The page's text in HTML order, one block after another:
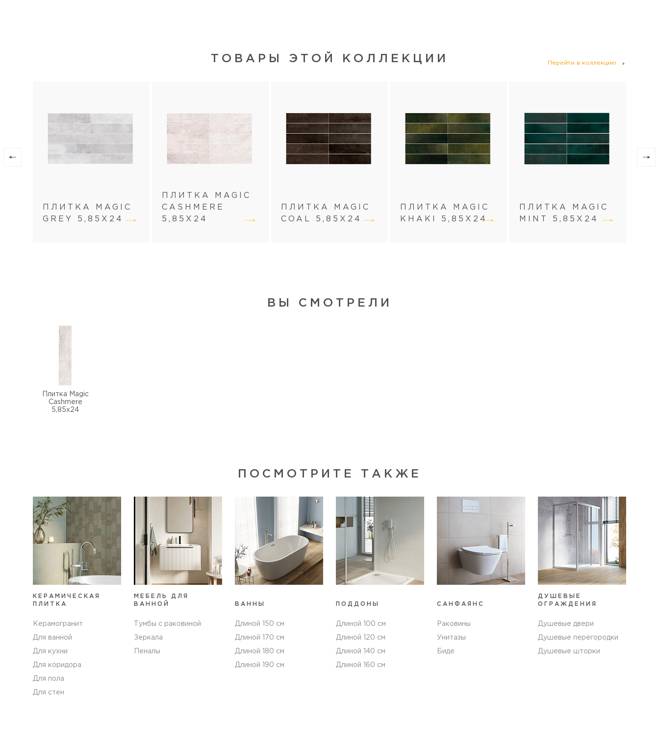
ТОВАРЫ ЭТОЙ КОЛЛЕКЦИИ Перейти в коллекцию
ПЛИТКА MAGIC
GREY 5,85X24
ПЛИТКА MAGIC
CASHMERE
5,85X24
ПЛИТКА MAGIC
COAL 5,85X24
ПЛИТКА MAGIC
KHAKI 5,85X24
ПЛИТКА MAGIC
MINT 5,85X24
ВЫ СМОТРЕЛИ
Плитка Magic
Cashmere
5,85x24
ПОСМОТРИТЕ ТАКЖЕ
КЕРАМИЧЕСКАЯ
ПЛИТКА
Керамогранит
Для ванной
Для кухни
Для коридора
Для пола
Для стен
МЕБЕЛЬ ДЛЯ
ВАННОЙ
Тумбы с раковиной
Зеркала
Пеналы
ВАННЫ
Длиной 150 см
Длиной 170 см
Длиной 180 см
Длиной 190 см
ПОДДОНЫ
Длиной 100 см
Длиной 120 см
Длиной 140 см
Длиной 160 см
САНФАЯНС
Раковины
Унитазы
Биде
ДУШЕВЫЕ
ОГРАЖДЕНИЯ
Душевые двери
Душевые перегородки
Душевые шторки